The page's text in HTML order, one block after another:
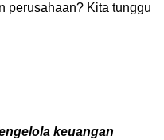
perusahaan? Kita tunggu
keuangan